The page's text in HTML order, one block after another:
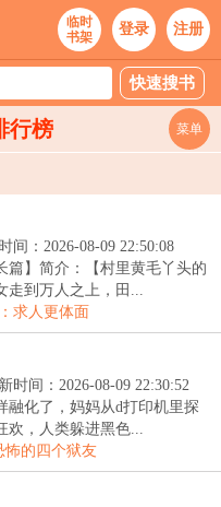
临时
书架
登录 注册
行榜 菜单
间：2026-08-09 22:50:08
篇】简介：【村里黄毛丫头的
走到万人之上，田...
求人更体面
时间：2026-08-09 22:30:52
融化了，妈妈从d打印机里探
欢，人类躲进黑色...
怖的四个狱友